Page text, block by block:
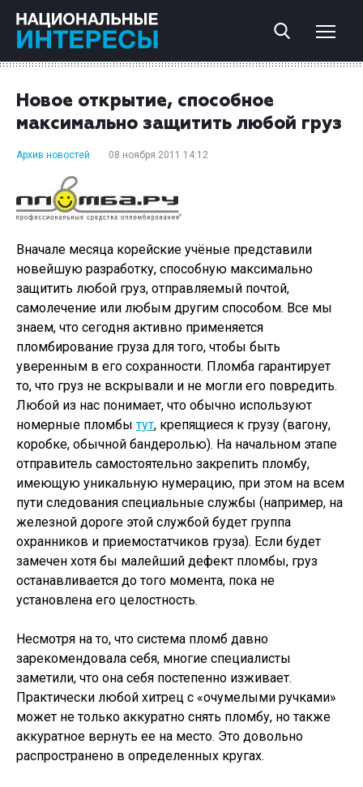
Новое открытие, способное
максимально защитить любой груз
Архив новостей 08 ноября 2011 14:12
Вначале месяца корейские учёные представили
новейшую разработку, способную максимально
защитить любой груз, отправляемый почтой,
самолечение или любым другим способом. Все мы
знаем, что сегодня активно применяется
пломбирование груза для того, чтобы быть
уверенным в его сохранности. Пломба гарантирует
то, что груз не вскрывали и не могли его повредить.
Любой из нас понимает, что обычно используют
номерные пломбытут, крепящиеся к грузу (вагону,
коробке, обычной бандеролью). На начальном этапе
отправитель самостоятельно закрепить пломбу,
имеющую уникальную нумерацию, при этом на всем
пути следования специальные службы (например, на
железной дороге этой службой будет группа
охранников и приемостатчиков груза). Если будет
замечен хотя бы малейший дефект пломбы, груз
останавливается до того момента, пока не
установлена его целостность.
Несмотря на то, что система пломб давно
зарекомендовала себя, многие специалисты
заметили, что она себя постепенно изживает.
Практически любой хитрец с «очумелыми ручками»
может не только аккуратно снять пломбу, но также
аккуратное вернуть ее на место. Это довольно
распространено в определенных кругах.